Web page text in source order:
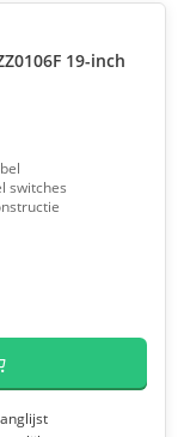
19-inch
switches